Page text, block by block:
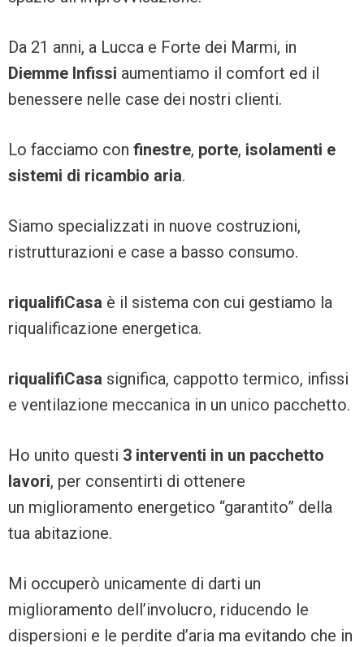
Da 21 anni, a Lucca e Forte dei Marmi, in
Diemme Infissi aumentiamo il comfort ed il
benessere nelle case dei nostri clienti.
Lo facciamo con finestre, porte, isolamenti e
sistemi di ricambio aria.
Siamo specializzati in nuove costruzioni,
ristrutturazioni e case a basso consumo.
riqualifiCasa è il sistema con cui gestiamo la
riqualificazione energetica.
riqualifiCasa significa, cappotto termico, infissi
e ventilazione meccanica in un unico pacchetto.
Ho unito questi 3 interventi in un pacchetto
lavori, per consentirti di ottenere
un miglioramento energetico “garantito” della
tua abitazione.
Mi occuperò unicamente di darti un
miglioramento dell’involucro, riducendo le
dispersioni e le perdite d’aria ma evitando che in